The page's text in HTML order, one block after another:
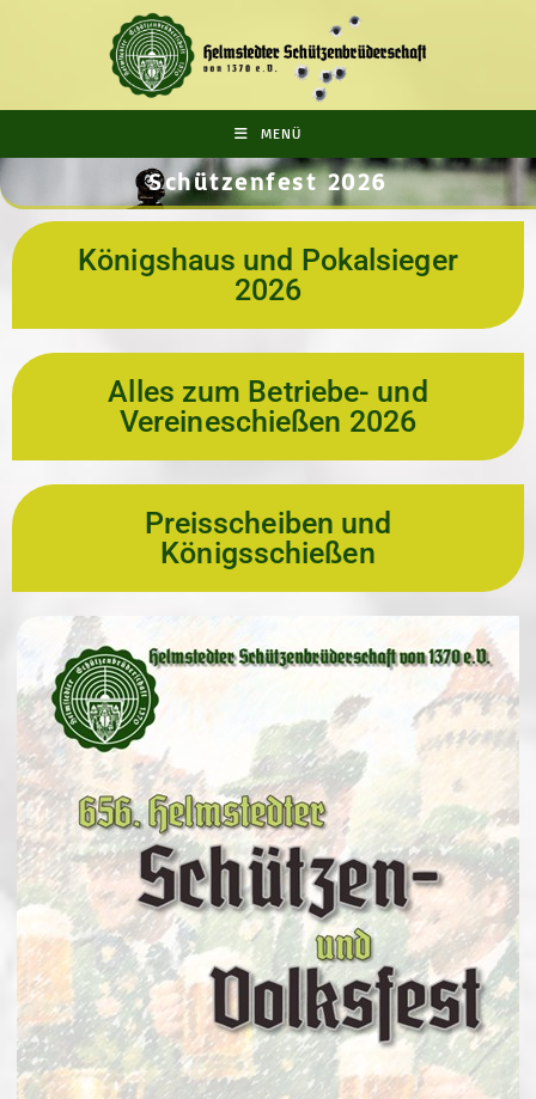
MENÜ
Schützenfest 2026
Königshaus und Pokalsieger
2026
Alles zum Betriebe- und
Vereineschießen 2026
Preisscheiben und
Königsschießen